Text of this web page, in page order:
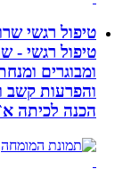
טיפול רגשי שרון
טיפול רגשי - שרון
ומבוגרים ומנחת
והפרעות קשב
הכנה לכיתה א`.